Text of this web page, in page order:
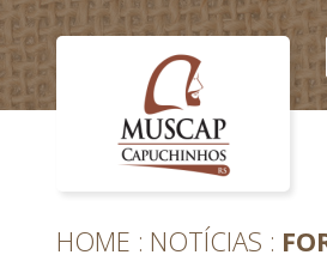
HOME NOTÍCIAS